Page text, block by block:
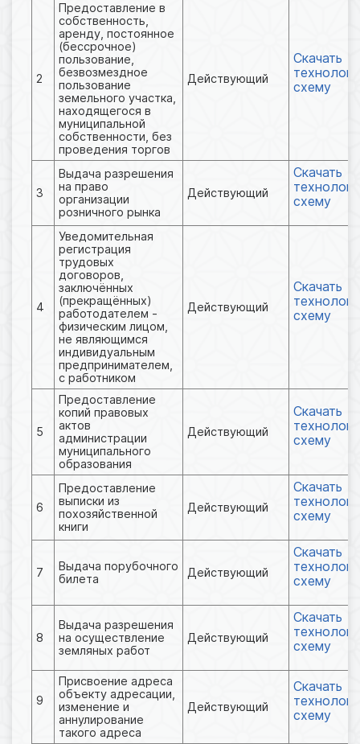
2
Предоставление в
собственность,
аренду, постоянное
(бессрочное)
пользование,
безвозмездное
пользование
земельного участка,
находящегося в
муниципальной
собственности, без
проведения торгов
Действующий
Скачать
схему
3
Выдача разрешения
на право
организации
розничного рынка
Действующий
Скачать
схему
4
Уведомительная
регистрация
трудовых
договоров,
заключённых
(прекращённых)
работодателем -
физическим лицом,
не являющимся
индивидуальным
предпринимателем,
с работником
Действующий
Скачать
схему
5
Предоставление
копий правовых
актов
администрации
муниципального
образования
Действующий
Скачать
схему
6
Предоставление
выписки из
похозяйственной
книги
Действующий
Скачать
схему
7
Выдача порубочного
билета
Действующий
Скачать
схему
8
Выдача разрешения
на осуществление
земляных работ
Действующий
Скачать
схему
9
Присвоение адреса
объекту адресации,
изменение и
аннулирование
такого адреса
Действующий
Скачать
схему